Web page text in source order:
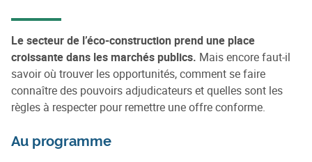
Le secteur de l’éco-construction prend une place
croissante dans les marchés publics. Mais encore faut-il
savoir où trouver les opportunités, comment se faire
connaître des pouvoirs adjudicateurs et quelles sont les
règles à respecter pour remettre une offre conforme.
Au programme